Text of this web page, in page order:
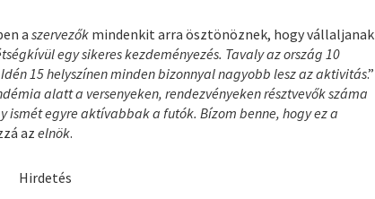
aszervezők mindenkit arra ösztönöznek, hogy vállaljanak
egy sikeres kezdeményezés. Tavaly az ország 10
15 helyszínen minden bizonnyal nagyobb lesz az aktivitás.”
alatt a versenyeken, rendezvényeken résztvevők száma
egyre aktívabbak a futók. Bízom benne, hogy ez a
azelnök.
Hirdetés